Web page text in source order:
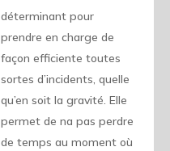
déterminant pour
prendre en charge de
façon efficiente toutes
sortes d’incidents, quelle
qu’en soit la gravité. Elle
permet de na pas perdre
de temps au moment où